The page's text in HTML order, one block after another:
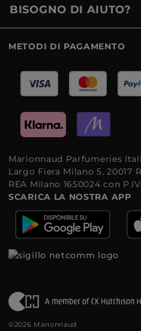
BISOGNO DI AIUTO?
METODI DI PAGAMENTO
Marionnaud Parfumeries
Largo Fiera Milano 5, 20017
REA Milano 1650024 con
SCARICA LA NOSTRA APP
©2026 Marionnaud